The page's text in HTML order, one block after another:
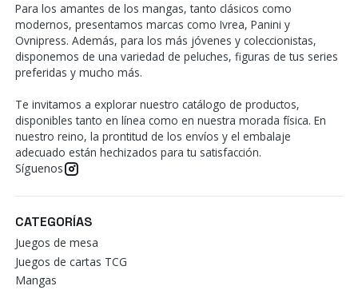
Para los amantes de los mangas, tanto clásicos como
modernos, presentamos marcas como Ivrea, Panini y
Ovnipress. Además, para los más jóvenes y coleccionistas,
disponemos de una variedad de peluches, figuras de tus series
preferidas y mucho más.
Te invitamos a explorar nuestro catálogo de productos,
disponibles tanto en línea como en nuestra morada física. En
nuestro reino, la prontitud de los envíos y el embalaje
adecuado están hechizados para tu satisfacción.
Síguenos
CATEGORÍAS
Juegos de mesa
Juegos de cartas TCG
Mangas